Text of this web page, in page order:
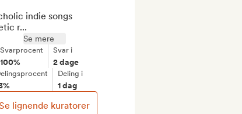
indie songs
r...
Se mere
Svarprocent
100%
Svar i
2 dage
Deling i
1 dag
lignende kuratorer